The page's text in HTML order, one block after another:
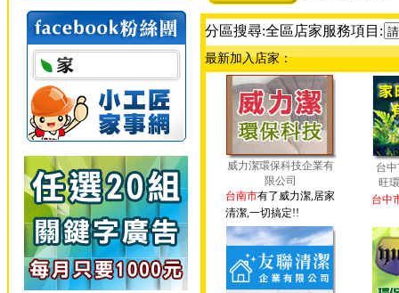
分區搜尋:全區店家服務項目:
最新加入店家：
威力潔環保科技企業有
限公司
台南市有了威力潔,居家
清潔,一切搞定!!
台
旺
台中